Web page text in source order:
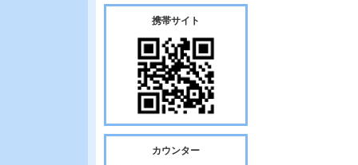
携帯サイト
カウンター